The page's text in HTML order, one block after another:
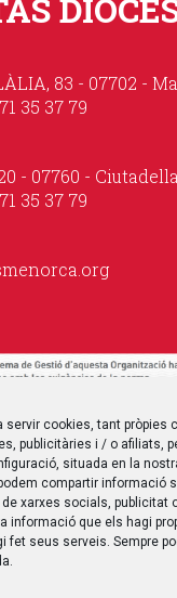
servir cookies, tant pròpies
publicitàries i / o afiliats,
situada en la
compartir informació
xarxes socials, publicitat
informació que els hagi
fet seus serveis. Sempre
83 - 07702 -
35 37 79
- 07760 - Ciutadella
35 37 79